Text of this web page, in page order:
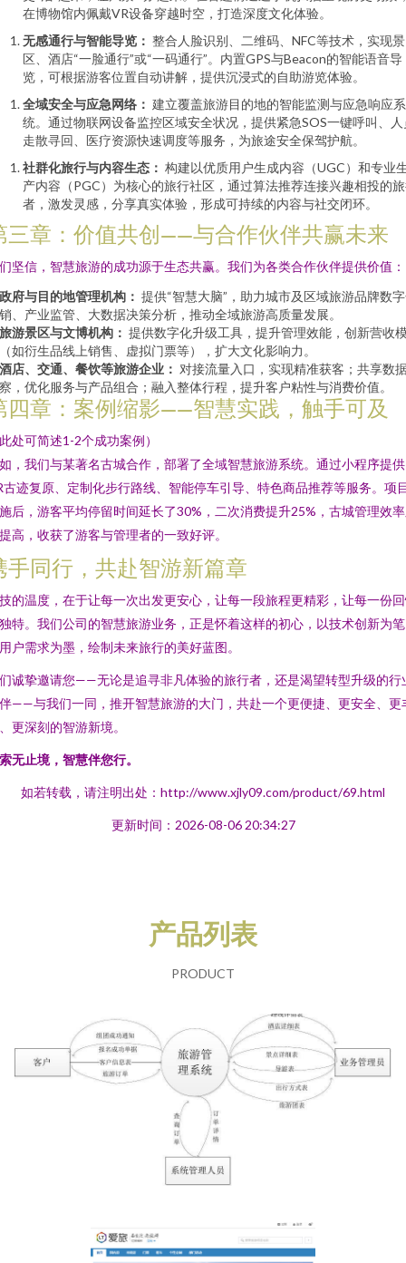
在博物馆内佩戴VR设备穿越时空，打造深度文化体验。
无感通行与智能导览： 整合人脸识别、二维码、NFC等技术，实现景
区、酒店“一脸通行”或“一码通行”。内置GPS与Beacon的智能语音导
览，可根据游客位置自动讲解，提供沉浸式的自助游览体验。
全域安全与应急网络： 建立覆盖旅游目的地的智能监测与应急响应系
统。通过物联网设备监控区域安全状况，提供紧急SOS一键呼叫、人
走散寻回、医疗资源快速调度等服务，为旅途安全保驾护航。
社群化旅行与内容生态： 构建以优质用户生成内容（UGC）和专业
产内容（PGC）为核心的旅行社区，通过算法推荐连接兴趣相投的
者，激发灵感，分享真实体验，形成可持续的内容与社交闭环。
三章：价值共创——与合作伙伴共赢未来
坚信，智慧旅游的成功源于生态共赢。我们为各类合作伙伴提供价值：
府与目的地管理机构： 提供“智慧大脑”，助力城市及区域旅游品牌数
、产业监管、大数据决策分析，推动全域旅游高质量发展。
游景区与文博机构： 提供数字化升级工具，提升管理效能，创新营收
如衍生品线上销售、虚拟门票等），扩大文化影响力。
店、交通、餐饮等旅游企业： 对接流量入口，实现精准获客；共享数
，优化服务与产品组合；融入整体行程，提升客户粘性与消费价值。
四章：案例缩影——智慧实践，触手可及
处可简述1-2个成功案例）
，我们与某著名古城合作，部署了全域智慧旅游系统。通过小程序提供
古迹复原、定制化步行路线、智能停车引导、特色商品推荐等服务。项
后，游客平均停留时间延长了30%，二次消费提升25%，古城管理效
高，收获了游客与管理者的一致好评。
手同行，共赴智游新篇章
的温度，在于让每一次出发更安心，让每一段旅程更精彩，让每一份
特。我们公司的智慧旅游业务，正是怀着这样的初心，以技术创新为
户需求为墨，绘制未来旅行的美好蓝图。
诚挚邀请您——无论是追寻非凡体验的旅行者，还是渴望转型升级的行
——与我们一同，推开智慧旅游的大门，共赴一个更便捷、更安全、更
更深刻的智游新境。
无止境，智慧伴您行。
如若转载，请注明出处：http://www.xjly09.com/product/69.html
更新时间：2026-08-06 20:34:27
产品列表
PRODUCT